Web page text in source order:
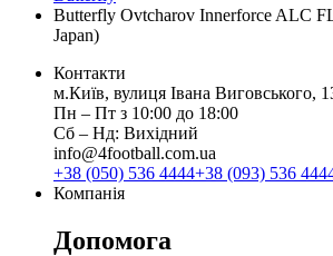
Butterfly Ovtcharov Innerforce ALC
Japan)
Контакти
м.Київ, вулиця Івана Виговського,
Пн ‒ Пт з 10:00 до 18:00
Сб ‒ Нд: Вихідний
info@4football.com.ua
+38 (050) 536 4444+38 (093) 536
Компанія
Допомога